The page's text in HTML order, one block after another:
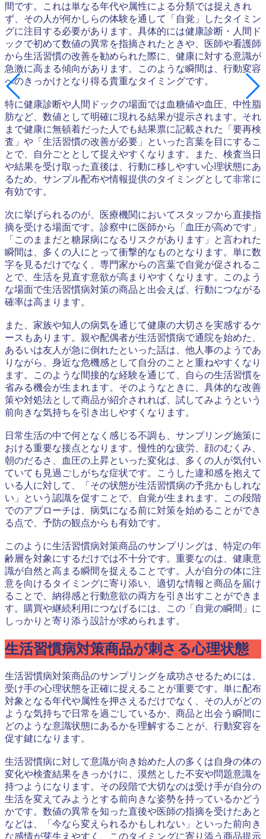
間です。これは単なる年代や属性による分類では捉えきれ
ず、その人が何かしらの体験を通して「自覚」したタイミン
グに注目する必要があります。具体的には健康診断・人間ド
ックで初めて数値の異常を指摘されたときや、医師や看護師
から生活習慣の改善を勧められた際に、健康に対する意識が
急激に高まる傾向があります。このような瞬間は、行動変容
へのきっかけとなり得る貴重なタイミングです。
特に健康診断や人間ドックの場面では血糖値や血圧、中性脂
肪など、数値として明確に現れる結果が提示されます。それ
まで健康に無頓着だった人でも結果票に記載された「要再検
査」や「生活習慣の改善が必要」といった言葉を目にするこ
とで、自分ごととして捉えやすくなります。また、検査当日
や結果を受け取った直後は、行動に移しやすい心理状態にあ
るため、サンプル配布や情報提供のタイミングとして非常に
有効です。
次に挙げられるのが、医療機関においてスタッフから直接指
摘を受ける場面です。診察中に医師から「血圧が高めです」
「このままだと糖尿病になるリスクがあります」と言われた
瞬間は、多くの人にとって衝撃的なものとなります。単に数
字を見るだけでなく、専門家からの言葉で自覚が促されるこ
とで、生活を見直す意欲が高まりやすくなります。このよう
な場面で生活習慣病対策の商品と出会えば、行動につながる
確率は高まります。
また、家族や知人の病気を通じて健康の大切さを実感するケ
ースもあります。親や配偶者が生活習慣病で通院を始めた、
あるいは友人が急に倒れたといった話は、他人事のようであ
りながら、身近な危機感として自分のことと重ねやすくなり
ます。このような間接的な経験を通じて、自らの生活習慣を
省みる機会が生まれます。そのようなときに、具体的な改善
策や対処法として商品が紹介されれば、試してみようという
前向きな気持ちを引き出しやすくなります。
日常生活の中で何となく感じる不調も、サンプリング施策に
おける重要な接点となります。慢性的な疲労、顔のむくみ、
朝のだるさ、血圧の上昇といった変化は、多くの人が気付い
ていても見過ごしがちな症状です。こうした違和感を抱えて
いる人に対して、「その状態が生活習慣病の予兆かもしれな
い」という認識を促すことで、自覚が生まれます。この段階
でのアプローチは、病気になる前に対策を始めることができ
る点で、予防の観点からも有効です。
このように生活習慣病対策商品のサンプリングは、特定の年
齢層を対象にするだけでは不十分です。重要なのは、健康意
識が自然と高まる瞬間を捉えることです。人が自分の体に注
意を向けるタイミングに寄り添い、適切な情報と商品を届け
ることで、納得感と行動意欲の両方を引き出すことができま
す。購買や継続利用につなげるには、この「自覚の瞬間」に
しっかりと寄り添う設計が求められます。
生活習慣病対策商品が刺さる心理状態
生活習慣病対策商品のサンプリングを成功させるためには、
受け手の心理状態を正確に捉えることが重要です。単に配布
対象となる年代や属性を押さえるだけでなく、その人がどの
ような気持ちで日常を過ごしているか、商品と出会う瞬間に
どのような意識状態にあるかを理解することが、行動変容を
促す鍵になります。
生活習慣病に対して意識が向き始めた人の多くは自身の体の
変化や検査結果をきっかけに、漠然とした不安や問題意識を
持つようになります。その段階で大切なのは受け手が自分の
生活を変えてみようとする前向きな姿勢を持っているかどう
かです。数値の異常を知った直後や医師の指摘を受けたあと
などは、「今なら変えられるかもしれない」といった前向き
な感情が芽生えやすく、このタイミングに寄り添う商品提示